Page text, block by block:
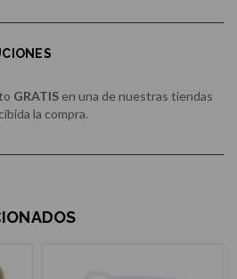
GRATIS en una de nuestras tiendas
la compra.